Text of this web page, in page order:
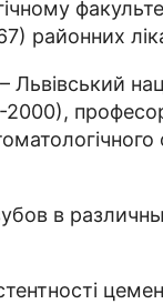
районних
Львівський
2000),
в